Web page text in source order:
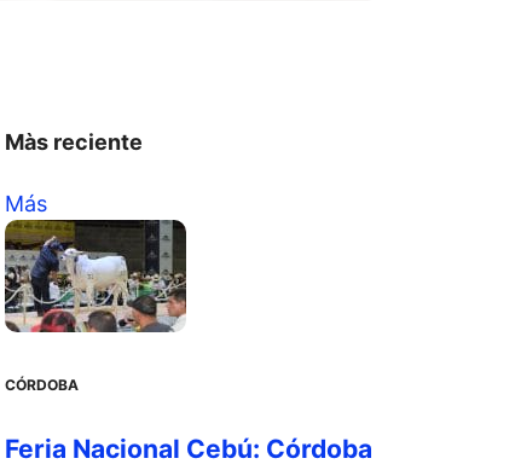
Màs reciente
Más
CÓRDOBA
Feria Nacional Cebú: Córdoba